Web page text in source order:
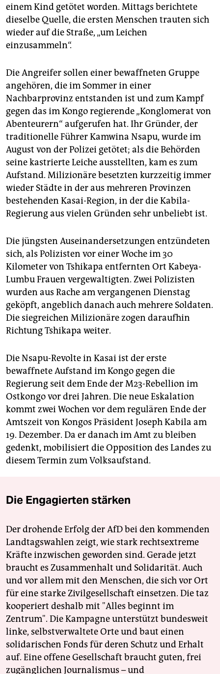
einem Kind getötet worden. Mittags berichtete
dieselbe Quelle, die ersten Menschen trauten sich
wieder auf die Straße, „um Leichen
einzusammeln“.
Die Angreifer sollen einer bewaffneten Gruppe
angehören, die im Sommer in einer
Nachbarprovinz entstanden ist und zum Kampf
gegen das im Kongo regierende „Konglomerat von
Abenteurern“ aufgerufen hat. Ihr Gründer, der
traditionelle Führer Kamwina Nsapu, wurde im
August von der Polizei getötet; als die Behörden
seine kastrierte Leiche ausstellten, kam es zum
Aufstand. Milizionäre besetzten kurzzeitig immer
wieder Städte in der aus mehreren Provinzen
bestehenden Kasai-Region, in der die Kabila-
Regierung aus vielen Gründen sehr unbeliebt ist.
Die jüngsten Auseinandersetzungen entzündeten
sich, als Polizisten vor einer Woche im 30
Kilometer von Tshikapa entfernten Ort Kabeya-
Lumbu Frauen vergewaltigten. Zwei Polizisten
wurden aus Rache am vergangenen Dienstag
geköpft, angeblich danach auch mehrere Soldaten.
Die siegreichen Milizionäre zogen daraufhin
Richtung Tshikapa weiter.
Die Nsapu-Revolte in Kasai ist der erste
bewaffnete Aufstand im Kongo gegen die
Regierung seit dem Ende der M23-Rebellion im
Ostkongo vor drei Jahren. Die neue Eskalation
kommt zwei Wochen vor dem regulären Ende der
Amtszeit von Kongos Präsident Joseph Kabila am
19. Dezember. Da er danach im Amt zu bleiben
gedenkt, mobilisiert die Opposition des Landes zu
diesem Termin zum Volksaufstand.
Die Engagierten stärken
Der drohende Erfolg der AfD bei den kommenden
Landtagswahlen zeigt, wie stark rechtsextreme
Kräfte inzwischen geworden sind. Gerade jetzt
braucht es Zusammenhalt und Solidarität. Auch
und vor allem mit den Menschen, die sich vor Ort
für eine starke Zivilgesellschaft einsetzen. Die taz
kooperiert deshalb mit "Alles beginnt im
Zentrum". Die Kampagne unterstützt bundesweit
linke, selbstverwaltete Orte und baut einen
solidarischen Fonds für deren Schutz und Erhalt
auf. Eine offene Gesellschaft braucht guten, frei
zugänglichen Journalismus – und